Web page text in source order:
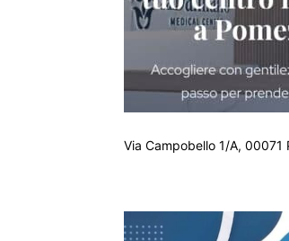
Via Campobello 1/A,